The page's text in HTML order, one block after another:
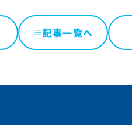
list記事一覧へ